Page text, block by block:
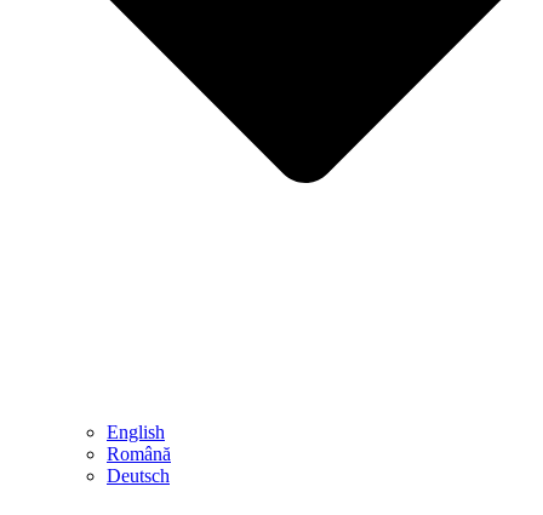
English
Română
Deutsch